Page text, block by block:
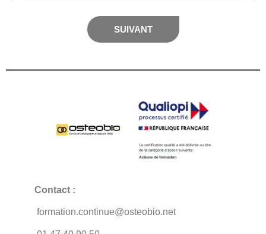
SUIVANT
Contact :
formation.continue@osteobio.net